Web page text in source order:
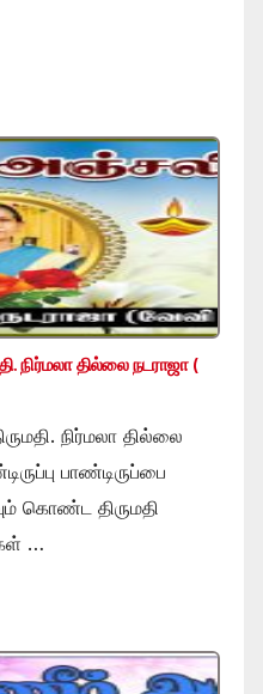
நிர்மலா தில்லை நடராஜா (
நிர்மலா தில்லை
பாண்டிருப்பை
கொண்ட திருமதி
…